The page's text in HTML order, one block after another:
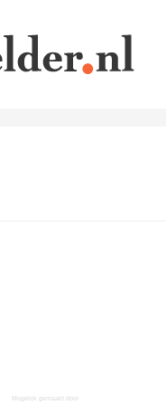
Mogelijk gemaakt door